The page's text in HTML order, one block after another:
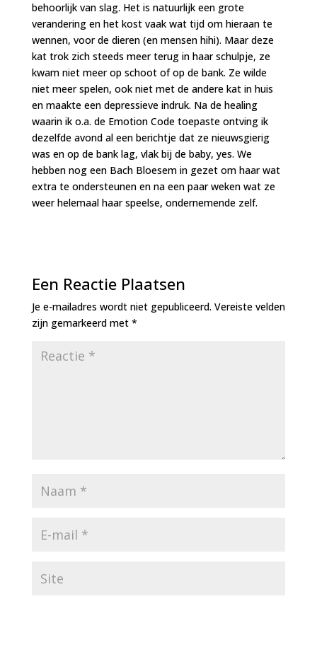
behoorlijk van slag. Het is natuurlijk een grote
verandering en het kost vaak wat tijd om hieraan te
wennen, voor de dieren (en mensen hihi). Maar deze
kat trok zich steeds meer terug in haar schulpje, ze
kwam niet meer op schoot of op de bank. Ze wilde
niet meer spelen, ook niet met de andere kat in huis
en maakte een depressieve indruk. Na de healing
waarin ik o.a. de Emotion Code toepaste ontving ik
dezelfde avond al een berichtje dat ze nieuwsgierig
was en op de bank lag, vlak bij de baby, yes. We
hebben nog een Bach Bloesem in gezet om haar wat
extra te ondersteunen en na een paar weken wat ze
weer helemaal haar speelse, ondernemende zelf.
Een Reactie Plaatsen
Je e-mailadres wordt niet gepubliceerd. Vereiste velden
zijn gemarkeerd met *